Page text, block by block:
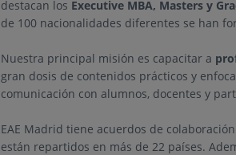
destacan los Executive MBA, Masters y
de 100 nacionalidades diferentes se han
Nuestra principal misión es capacitar a
gran dosis de contenidos prácticos y
comunicación con alumnos, docentes y
EAE Madrid tiene acuerdos de
están repartidos en más de 22 países.